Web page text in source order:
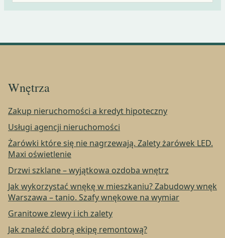
Wnętrza
Zakup nieruchomości a kredyt hipoteczny
Usługi agencji nieruchomości
Żarówki które się nie nagrzewają. Zalety żarówek LED.
Maxi oświetlenie
Drzwi szklane – wyjątkowa ozdoba wnętrz
Jak wykorzystać wnękę w mieszkaniu? Zabudowy wnęk
Warszawa – tanio. Szafy wnękowe na wymiar
Granitowe zlewy i ich zalety
Jak znaleźć dobrą ekipę remontową?